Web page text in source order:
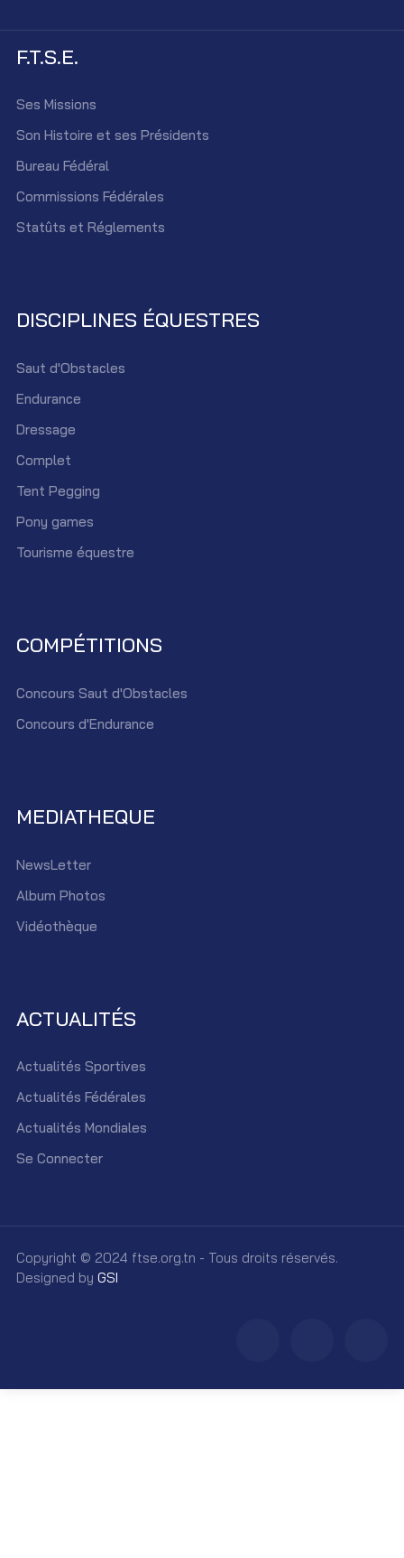
F.T.S.E.
Ses Missions
Son Histoire et ses Présidents
Bureau Fédéral
Commissions Fédérales
Statûts et Réglements
DISCIPLINES ÉQUESTRES
Saut d'Obstacles
Endurance
Dressage
Complet
Tent Pegging
Pony games
Tourisme équestre
COMPÉTITIONS
Concours Saut d'Obstacles
Concours d'Endurance
MEDIATHEQUE
NewsLetter
Album Photos
Vidéothèque
ACTUALITÉS
Actualités Sportives
Actualités Fédérales
Actualités Mondiales
Se Connecter
Copyright © 2024 ftse.org.tn - Tous droits réservés.
Designed by GSI